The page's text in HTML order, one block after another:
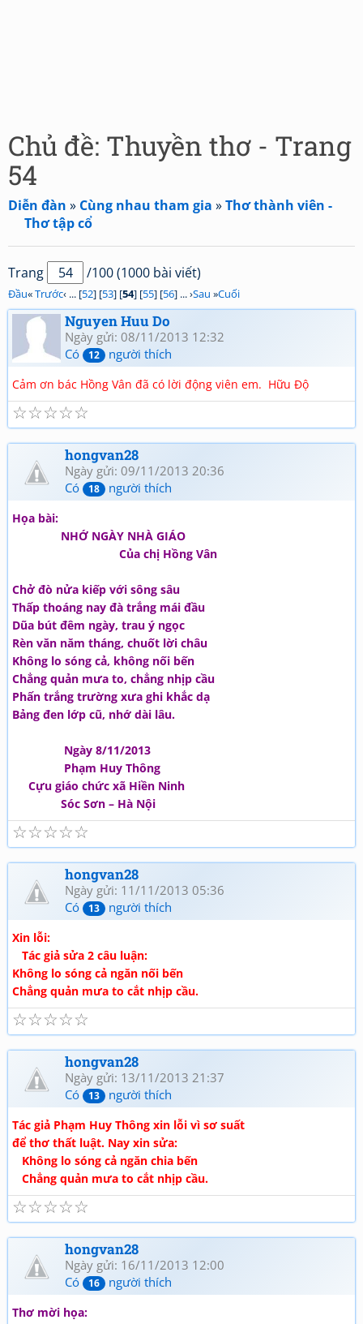
Chủ đề: Thuyền thơ - Trang
54
Diễn đàn » Cùng nhau tham gia »Thơ thành viên -
Thơ tập cổ
Trang /100 (1000 bài viết)
Đầu«Trước‹ ... [52] [53] [54] [55] [56] ... ›Sau »Cuối
Nguyen Huu Do
Ngày gửi: 08/11/2013 12:32
Có
12 người thích
Cảm ơn bác Hồng Vân đã có lời động viên em. Hữu Độ
☆
☆
☆
☆
☆
hongvan28
Ngày gửi: 09/11/2013 20:36
Có
18 người thích
Họa bài:
NHỚ NGÀY NHÀ GIÁO
Của chị Hồng Vân
Chở đò nửa kiếp với sông sâu
Thấp thoáng nay đà trắng mái đầu
Dũa bút đêm ngày, trau ý ngọc
Rèn văn năm tháng, chuốt lời châu
Không lo sóng cả, không nối bến
Chẳng quản mưa to, chẳng nhịp cầu
Phấn trắng trường xưa ghi khắc dạ
Bảng đen lớp cũ, nhớ dài lâu.
Ngày 8/11/2013
Phạm Huy Thông
Cựu giáo chức xã Hiền Ninh
Sóc Sơn – Hà Nội
☆
☆
☆
☆
☆
hongvan28
Ngày gửi: 11/11/2013 05:36
Có
13 người thích
Xin lỗi:
Tác giả sửa 2 câu luận:
Không lo sóng cả ngăn nối bến
Chẳng quản mưa to cắt nhịp cầu.
☆
☆
☆
☆
☆
hongvan28
Ngày gửi: 13/11/2013 21:37
Có
13 người thích
Tác giả Phạm Huy Thông xin lỗi vì sơ suất
để thơ thất luật. Nay xin sửa:
Không lo sóng cả ngăn chia bến
Chẳng quản mưa to cắt nhịp cầu.
☆
☆
☆
☆
☆
hongvan28
Ngày gửi: 16/11/2013 12:00
Có
16 người thích
Thơ mời họa: